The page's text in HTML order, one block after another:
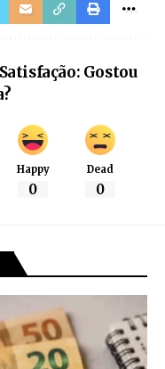
Gostou
Happy
0
Dead
0